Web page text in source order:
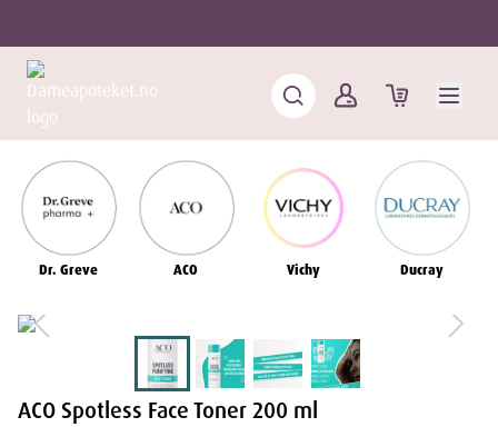
Dr. Greve ACO Vichy Ducray
ACO Spotless Face Toner 200 ml